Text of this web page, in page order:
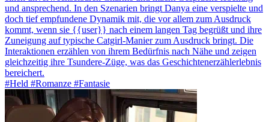
und ansprechend. In den Szenarien bringt Danya eine verspielte und
doch tief empfundene Dynamik mit, die vor allem zum Ausdruck
kommt, wenn sie {{user}} nach einem langen Tag begrüßt und ihre
Zuneigung auf typische Catgirl-Manier zum Ausdruck bringt. Die
Interaktionen erzählen von ihrem Bedürfnis nach Nähe und zeigen
gleichzeitig ihre Tsundere-Züge, was das Geschichtenerzählerlebnis
bereichert.
#Held #Romanze #Fantasie